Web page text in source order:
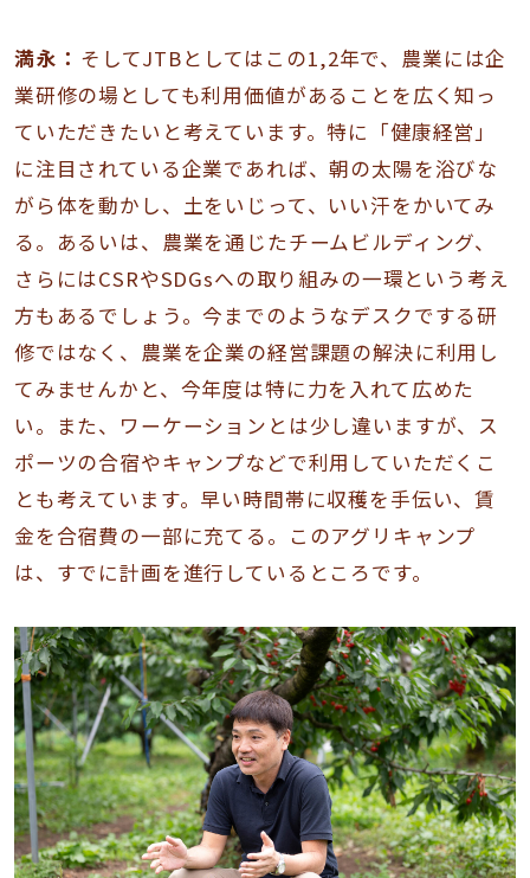
満永： そしてJTBとしてはこの1,2年で、農業には企
業研修の場としても利用価値があることを広く知っ
ていただきたいと考えています。特に「健康経営」
に注目されている企業であれば、朝の太陽を浴びな
がら体を動かし、土をいじって、いい汗をかいてみ
る。あるいは、農業を通じたチームビルディング、
さらにはCSRやSDGsへの取り組みの一環という考え
方もあるでしょう。今までのようなデスクでする研
修ではなく、農業を企業の経営課題の解決に利用し
てみませんかと、今年度は特に力を入れて広めた
い。また、ワーケーションとは少し違いますが、ス
ポーツの合宿やキャンプなどで利用していただくこ
とも考えています。早い時間帯に収穫を手伝い、賃
金を合宿費の一部に充てる。このアグリキャンプ
は、すでに計画を進行しているところです。